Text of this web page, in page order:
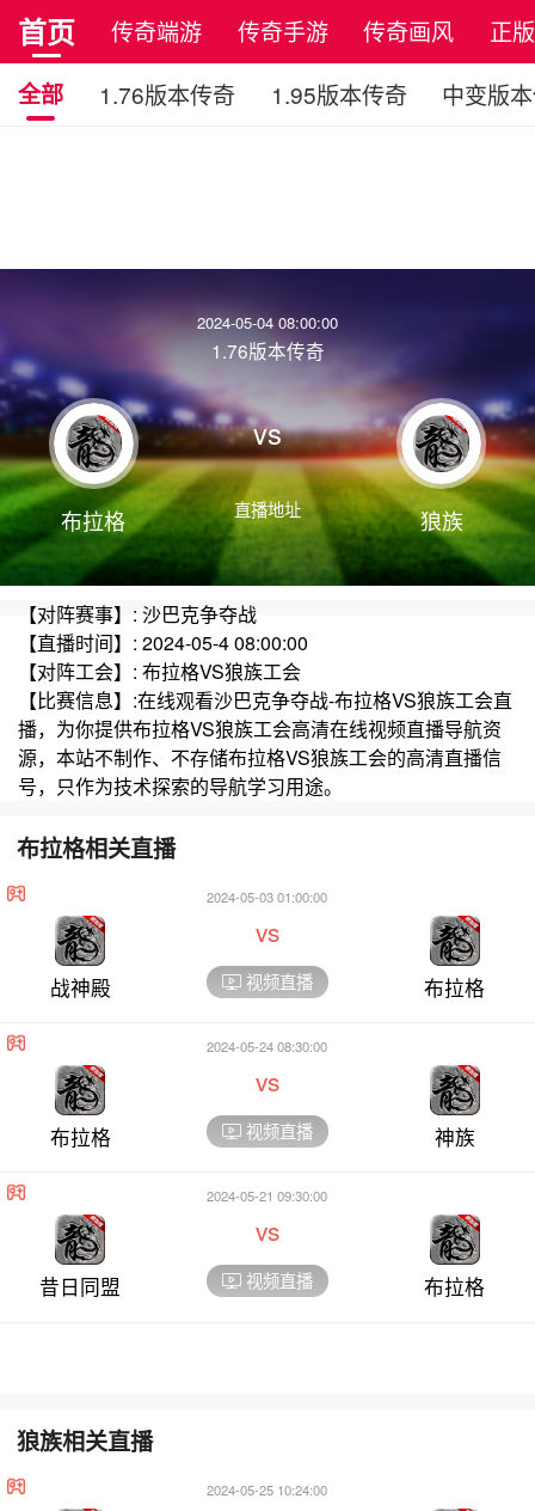
首页 传奇端游 传奇手游 传奇画风
正
全部
1.76版本传奇 1.95版本传奇 中变版
2024-05-04 08:00:00
1.76版本传奇
布拉格
vs
直播地址 狼族
【对阵赛事】: 沙巴克争夺战
【直播时间】: 2024-05-4 08:00:00
【对阵工会】: 布拉格VS狼族工会
【比赛信息】:在线观看沙巴克争夺战-布拉格VS狼族工会直
播，为你提供布拉格VS狼族工会高清在线视频直播导航资
源，本站不制作、不存储布拉格VS狼族工会的高清直播信
号，只作为技术探索的导航学习用途。
布拉格相关直播
战神殿
2024-05-03 01:00:00
vs
视频直播 布拉格
布拉格
2024-05-24 08:30:00
vs
视频直播 神族
昔日同盟
2024-05-21 09:30:00
vs
视频直播 布拉格
狼族相关直播
2024-05-25 10:24:00